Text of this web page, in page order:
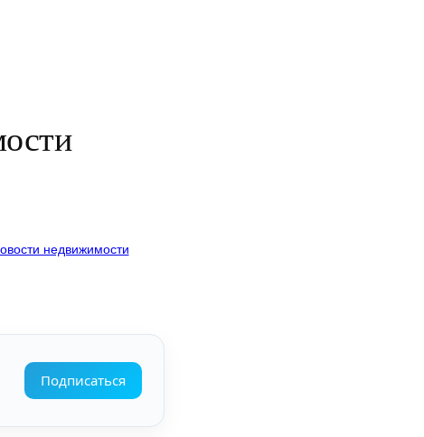
недвижимости
Подписаться